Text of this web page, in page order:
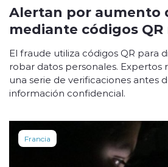
Alertan por aumento
mediante códigos
El fraude utiliza códigos QR para
robar datos personales. Expertos
una serie de verificaciones antes
información confidencial.
Francia